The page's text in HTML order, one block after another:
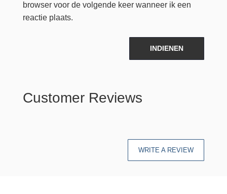
browser voor de volgende keer wanneer ik een
reactie plaats.
INDIENEN
Customer Reviews
WRITE A REVIEW